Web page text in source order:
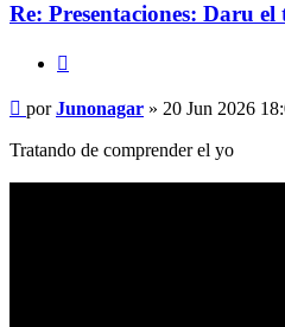
Re: Presentaciones: Daru el
Mensaje
porJunonagar » 20 Jun 2026
Tratando de comprender el yo